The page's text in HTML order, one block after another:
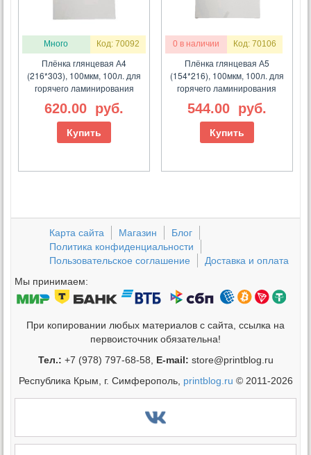
Много Код: 70092
Плёнка глянцевая А4
(216*303), 100мкм, 100л. для
горячего ламинирования
620.00 руб.
Купить
0 в наличии Код: 70106
Плёнка глянцевая А5
(154*216), 100мкм, 100л. для
горячего ламинирования
544.00 руб.
Купить
Карта сайта Магазин
Блог
Политика конфиденциальности
Пользовательское соглашение
Доставка и оплата
Мы принимаем:
При копировании любых материалов с сайта, ссылка на
первоисточник обязательна!
Тел.: +7 (978) 797-68-58, E-mail: store@printblog.ru
Республика Крым, г. Симферополь, printblog.ru © 2011-2026